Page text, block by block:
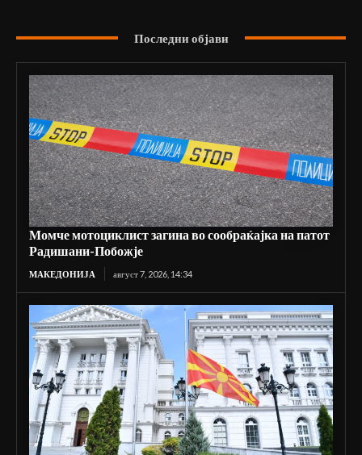
Последни објави
Момче мотоциклист загина во сообраќајка на патот
Радишани-Побожје
МАКЕДОНИЈА август 7, 2026, 14:34